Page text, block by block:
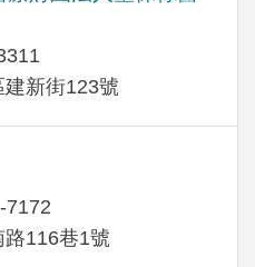
新街123號
7172
116巷1號